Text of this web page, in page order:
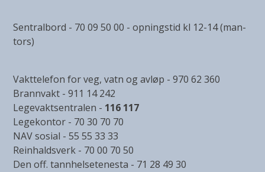
Sentralbord - 70 09 50 00 - opningstid kl 12-14 (man-
tors)
Vakttelefon for veg, vatn og avløp - 970 62 360
Brannvakt - 911 14 242
Legevaktsentralen - 116 117
Legekontor - 70 30 70 70
NAV sosial - 55 55 33 33
Reinhaldsverk - 70 00 70 50
Den off. tannhelsetenesta - 71 28 49 30